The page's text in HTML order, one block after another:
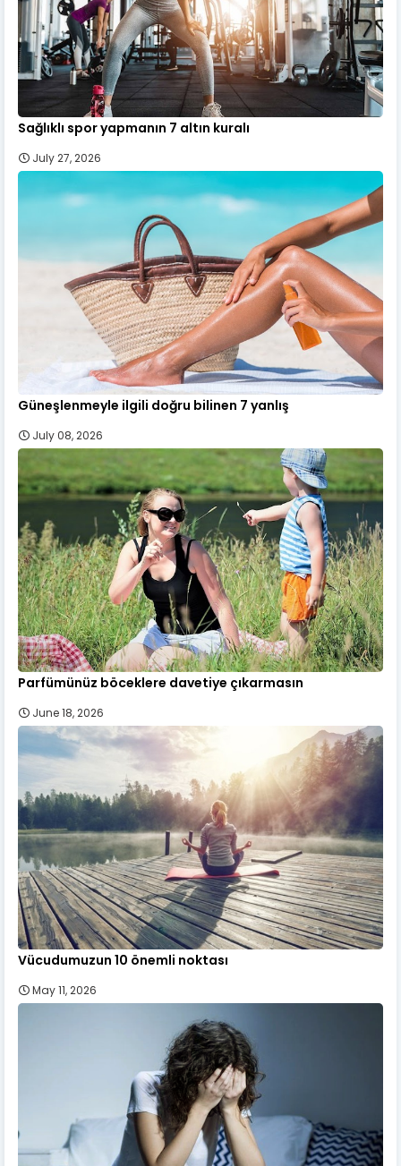
Sağlıklı spor yapmanın 7 altın kuralı
July 27, 2026
Güneşlenmeyle ilgili doğru bilinen 7 yanlış
July 08, 2026
Parfümünüz böceklere davetiye çıkarmasın
June 18, 2026
Vücudumuzun 10 önemli noktası
May 11, 2026